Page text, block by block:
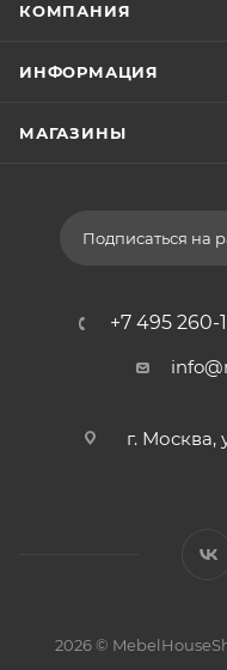
КОМПАНИЯ
ИНФОРМАЦИЯ
МАГАЗИНЫ
Подписаться на
+7 495 260-
г. Москва,
2026 ©